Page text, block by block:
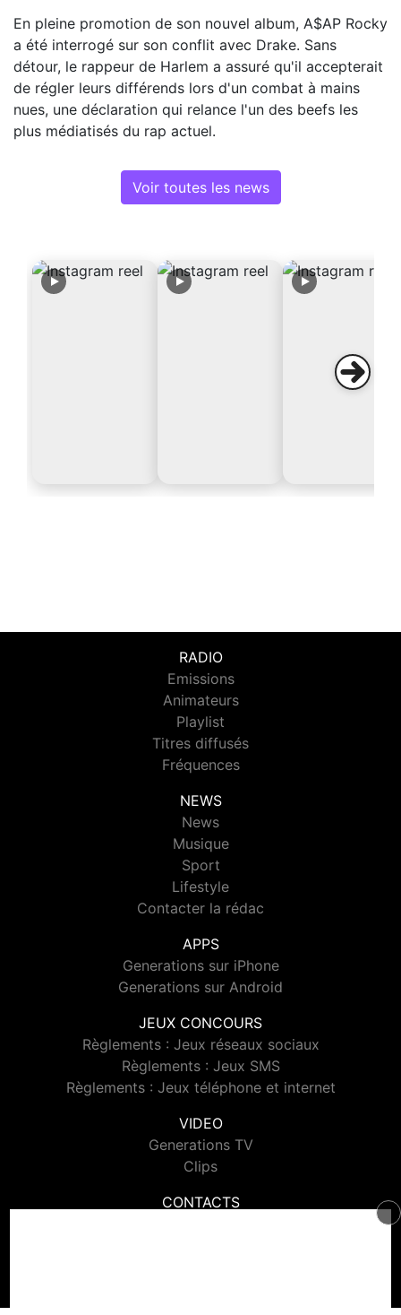
En pleine promotion de son nouvel album, A$AP Rocky
a été interrogé sur son conflit avec Drake. Sans
détour, le rappeur de Harlem a assuré qu'il accepterait
de régler leurs différends lors d'un combat à mains
nues, une déclaration qui relance l'un des beefs les
plus médiatisés du rap actuel.
Voir toutes les news
RADIO
Emissions
Animateurs
Playlist
Titres diffusés
Fréquences
NEWS
News
Musique
Sport
Lifestyle
Contacter la rédac
APPS
Generations sur iPhone
Generations sur Android
JEUX CONCOURS
Règlements : Jeux réseaux sociaux
Règlements : Jeux SMS
Règlements : Jeux téléphone et internet
VIDEO
Generations TV
Clips
CONTACTS